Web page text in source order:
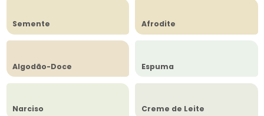
Semente Afrodite
Algodão-Doce Espuma
Narciso Creme de Leite